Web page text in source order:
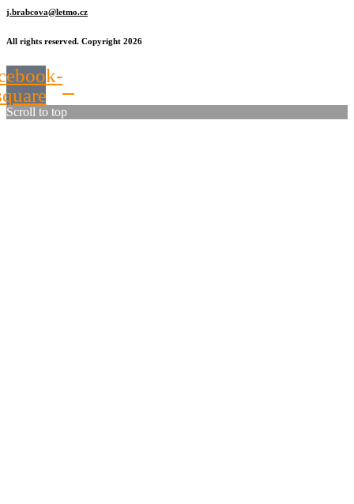
j.brabcova@letmo.cz
All rights reserved. Copyright 2026
Scroll to top